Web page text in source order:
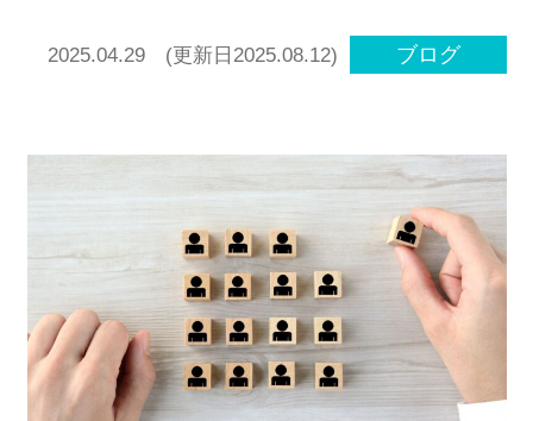
2025.04.29(更新日2025.08.12) ブログ